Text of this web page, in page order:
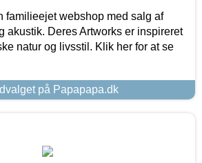
familieejet webshop med salg af
akustik. Deres Artworks er inspireret
natur og livsstil. Klik her for at se
på Papapapa.dk